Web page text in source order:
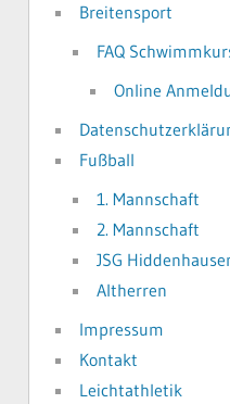
Breitensport
FAQ
Online
Fußball
1. Mannschaft
2. Mannschaft
JSG
Altherren
Impressum
Kontakt
Leichtathletik